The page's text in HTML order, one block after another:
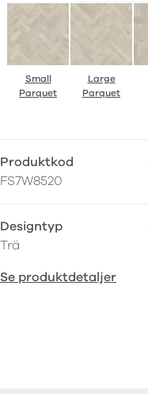
Small
Parquet
Large
Parquet
Produktkod
FS7W8520
Designtyp
Trä
Se produktdetaljer